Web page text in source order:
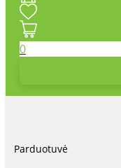
0
Parduotuvė